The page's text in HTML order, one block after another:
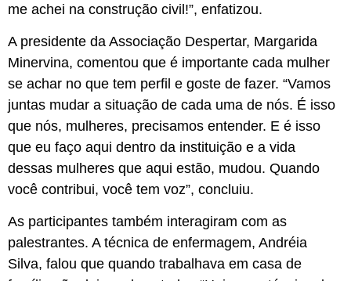
me achei na construção civil!”, enfatizou.
A presidente da Associação Despertar, Margarida
Minervina, comentou que é importante cada mulher
se achar no que tem perfil e goste de fazer. “Vamos
juntas mudar a situação de cada uma de nós. É isso
que nós, mulheres, precisamos entender. E é isso
que eu faço aqui dentro da instituição e a vida
dessas mulheres que aqui estão, mudou. Quando
você contribui, você tem voz”, concluiu.
As participantes também interagiram com as
palestrantes. A técnica de enfermagem, Andréia
Silva, falou que quando trabalhava em casa de